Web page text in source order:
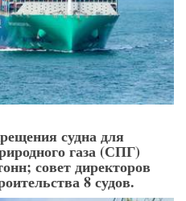
судна для
газа (СПГ)
совет директоров
8 судов.